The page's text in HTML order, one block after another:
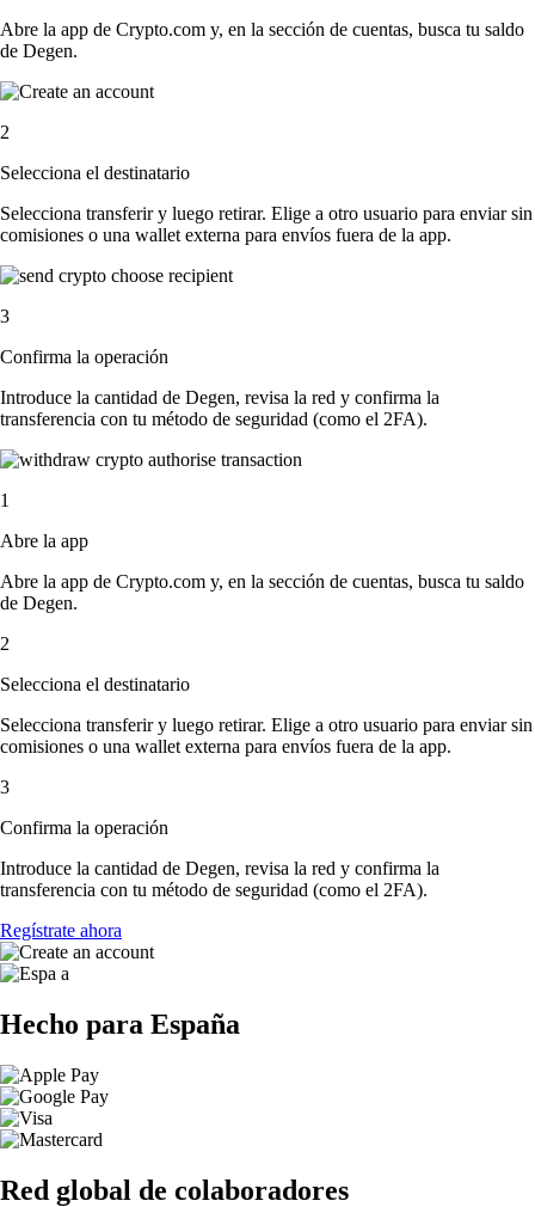
Abre la app de Crypto.com y, en la sección de cuentas, busca tu saldo
de Degen.
2
Selecciona el destinatario
Selecciona transferir y luego retirar. Elige a otro usuario para enviar sin
comisiones o una wallet externa para envíos fuera de la app.
3
Confirma la operación
Introduce la cantidad de Degen, revisa la red y confirma la
transferencia con tu método de seguridad (como el 2FA).
1
Abre la app
Abre la app de Crypto.com y, en la sección de cuentas, busca tu saldo
de Degen.
2
Selecciona el destinatario
Selecciona transferir y luego retirar. Elige a otro usuario para enviar sin
comisiones o una wallet externa para envíos fuera de la app.
3
Confirma la operación
Introduce la cantidad de Degen, revisa la red y confirma la
transferencia con tu método de seguridad (como el 2FA).
Regístrate ahora
Hecho para España
Red global de colaboradores